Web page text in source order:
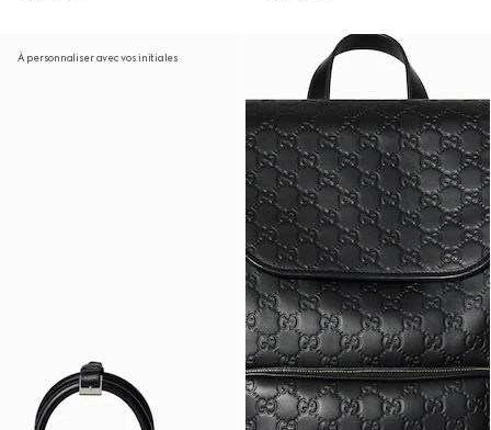
À personnaliser avec vos initiales